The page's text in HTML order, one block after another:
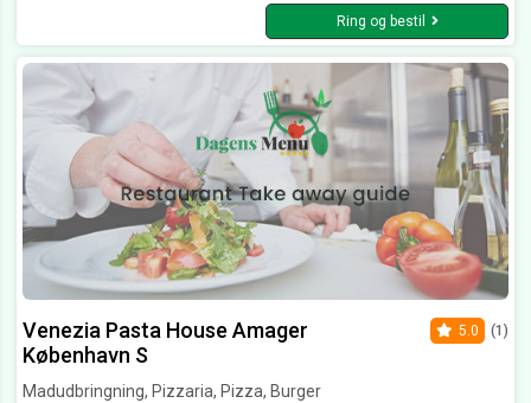
Ring og bestil
Venezia Pasta House Amager
København S
Madudbringning, Pizzaria, Pizza, Burger
5.0 (1)